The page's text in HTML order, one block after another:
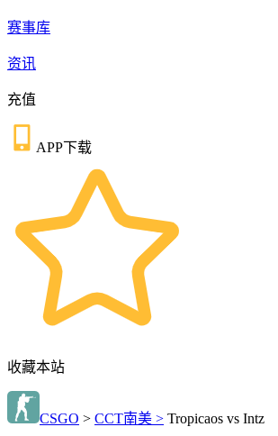
赛事库
资讯
充值
APP下载
收藏本站
CSGO > CCT南美 > Tropicaos vs Intz